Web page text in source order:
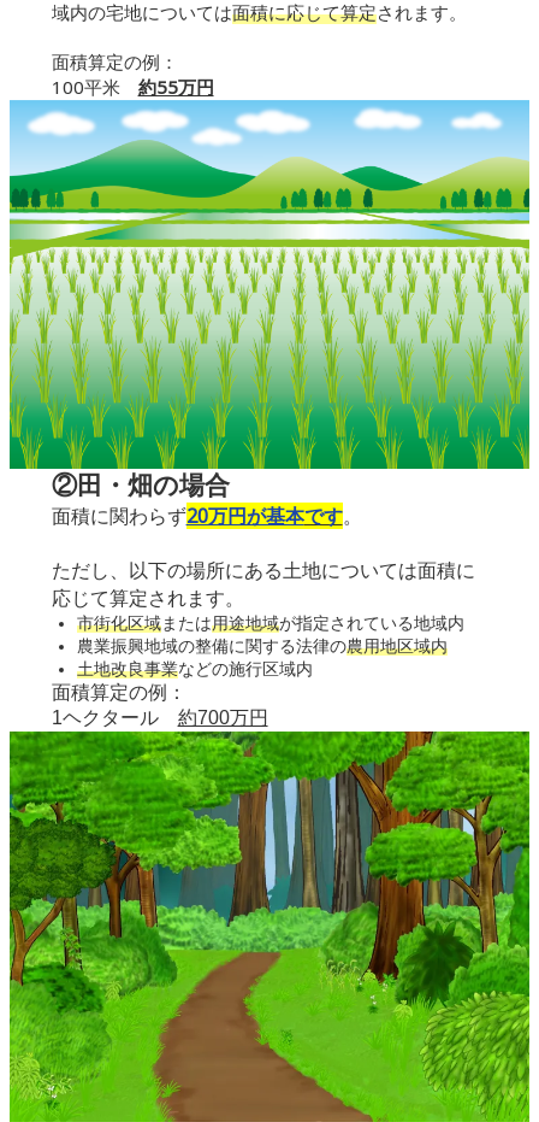
域内の宅地については面積に応じて算定されます。
面積算定の例：
100平米 約55万円
②田・畑の場合
面積に関わらず20万円が基本です。
ただし、以下の場所にある土地については面積に
応じて算定されます。
市街化区域または用途地域が指定されている地域内
農業振興地域の整備に関する法律の農用地区域内
土地改良事業などの施行区域内
面積算定の例：
1ヘクタール 約700万円